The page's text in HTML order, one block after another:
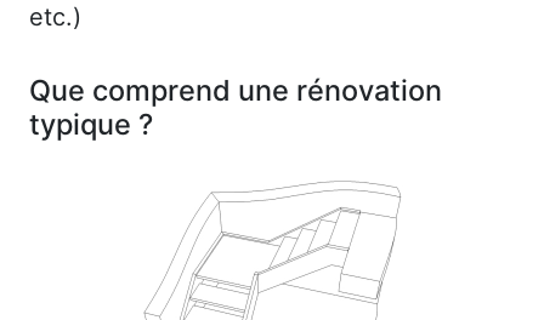
etc.)
Que comprend une rénovation
typique ?